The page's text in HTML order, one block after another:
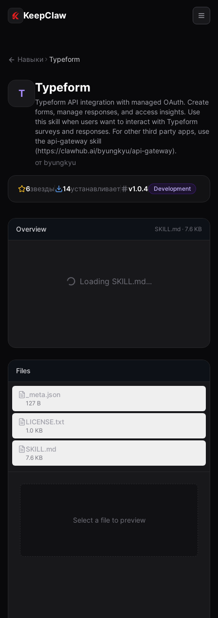
KeepClaw
Доступ к токену
Примеры использования
РЕСУРСЫ
Документация
Войти
Навыки Typeform
T Typeform
Typeform API integration with managed OAuth. Create
forms, manage responses, and access insights. Use
this skill when users want to interact with Typeform
surveys and responses. For other third party apps, use
the api-gateway skill
(https://clawhub.ai/byungkyu/api-gateway).
от byungkyu
6звезды 14устанавливает v1.0.4 Development
Overview SKILL.md · 7.6 KB
Loading SKILL.md...
Files
_meta.json
127 B
LICENSE.txt
1.0 KB
SKILL.md
7.6 KB
Select a file to preview